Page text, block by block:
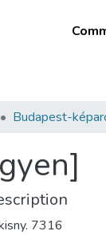
Budapest-
7316